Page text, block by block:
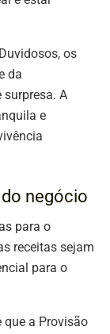
os
da
A
e
negócio
para o
receitas sejam
para o
que a Provisão